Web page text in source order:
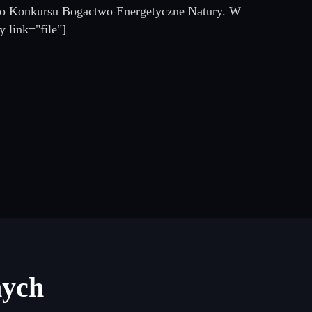
Konkursu Bogactwo Energetyczne Natury. W
link="file"]